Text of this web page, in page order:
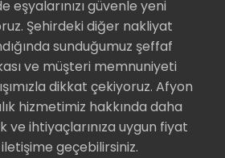
eşyalarınızı güvenle yeni
Şehirdeki diğer nakliyat
sunduğumuz şeffaf
ve müşteri memnuniyeti
dikkat çekiyoruz. Afyon
hizmetimiz hakkında daha
ve ihtiyaçlarınıza uygun fiyat
geçebilirsiniz.